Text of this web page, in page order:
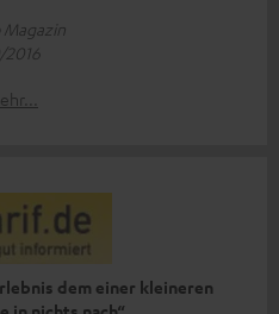
Magazin
2016
dem einer kleineren